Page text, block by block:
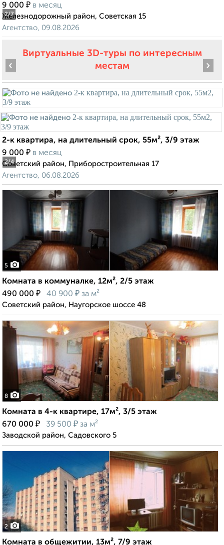
2/7
9 000 ₽ в месяц
Железнодорожный район, Советская 15
Агентство, 09.08.2026
Виртуальные 3D-туры по интересным
местам
2/4
‹ ›
2-к квартира, на длительный срок, 55м², 3/9 этаж
9 000 ₽ в месяц
Советский район, Приборостроительная 17
Агентство, 06.08.2026
5
Комната в коммуналке, 12м², 2/5 этаж
490 000 ₽ 40 900 ₽ за м²
Советский район, Наугорское шоссе 48
8
Комната в 4-к квартире, 17м², 3/5 этаж
670 000 ₽ 39 500 ₽ за м²
Заводской район, Садовского 5
2
Комната в общежитии, 13м², 7/9 этаж